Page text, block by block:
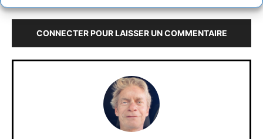
CONNECTER POUR LAISSER UN COMMENTAIRE